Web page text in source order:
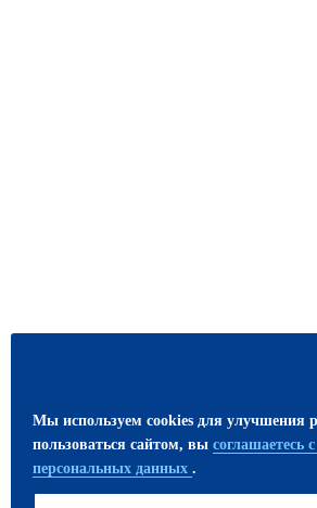
Мы используем cookies для улучшения
пользоваться сайтом, вы соглашаетесь
персональных данных .